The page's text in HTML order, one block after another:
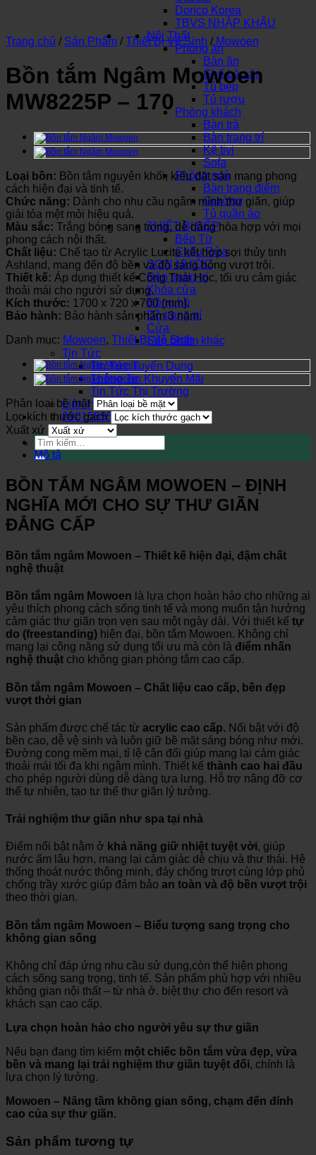
Dorico Korea
TBVS NHẬP KHẨU
Nội Thất
Phòng ăn
Bàn ăn
Ghế bàn ăn
Tủ bếp
Tủ rượu
Phòng khách
Bàn trà
Bàn trang trí
Kệ tivi
Sofa
Phòng ngủ
Bàn trang điểm
Giường
Tủ quần áo
THIẾT BỊ BẾP
Bếp Từ
Chậu Rửa
SƠN NƯỚC
Đèn trang trí
Khóa cửa
Đồng hồ
Đồ trang trí
Cửa
Sản phẩm khác
Tin Tức
Tin Tức Tuyển Dụng
Thông Tin Khuyến Mãi
Tin Tức Thị Trường
Liên Hệ
0901555580
Tìm
kiếm:
Trang chủ / Sản Phẩm / Thiết Bị Vệ Sinh / Mowoen
Bồn tắm Ngâm Mowoen
MW8225P – 170
Loại bồn: Bồn tắm nguyên khối, kiểu đặt sàn mang phong
cách hiện đại và tinh tế.
Chức năng: Dành cho nhu cầu ngâm mình thư giãn, giúp
giải tỏa mệt mỏi hiệu quả.
Màu sắc: Trắng bóng sang trọng, dễ dàng hòa hợp với mọi
phong cách nội thất.
Chất liệu: Chế tạo từ Acrylic Lucite kết hợp sợi thủy tinh
Ashland, mang đến độ bền và độ sáng bóng vượt trội.
Thiết kế: Áp dụng thiết kế Công Thái Học, tối ưu cảm giác
thoải mái cho người sử dụng.
Kích thước: 1700 x 720 x 700 (mm).
Bảo hành: Bảo hành sản phẩm 3 năm.
Danh mục: Mowoen, Thiết Bị Vệ Sinh
Phân loại bề mặt
Lọc kích thước gạch
Xuất xứ
Mô tả
BỒN TẮM NGÂM MOWOEN – ĐỊNH
NGHĨA MỚI CHO SỰ THƯ GIÃN
ĐẲNG CẤP
Bồn tắm ngâm Mowoen – Thiết kế hiện đại, đậm chất
nghệ thuật
Bồn tắm ngâm Mowoen là lựa chọn hoàn hảo cho những ai
yêu thích phong cách sống tinh tế và mong muốn tận hưởng
cảm giác thư giãn trọn vẹn sau một ngày dài. Với thiết kế tự
do (freestanding) hiện đại, bồn tắm Mowoen. Không chỉ
mang lại công năng sử dụng tối ưu mà còn là điểm nhấn
nghệ thuật cho không gian phòng tắm cao cấp.
Bồn tắm ngâm Mowoen – Chất liệu cao cấp, bền đẹp
vượt thời gian
Sản phẩm được chế tác từ acrylic cao cấp. Nổi bật với độ
bền cao, dễ vệ sinh và luôn giữ bề mặt sáng bóng như mới.
Đường cong mềm mại, tỉ lệ cân đối giúp mang lại cảm giác
thoải mái tối đa khi ngâm mình. Thiết kế thành cao hai đầu
cho phép người dùng dễ dàng tựa lưng. Hỗ trợ nâng đỡ cơ
thể tự nhiên, tạo tư thế thư giãn lý tưởng.
Trải nghiệm thư giãn như spa tại nhà
Điểm nổi bật nằm ở khả năng giữ nhiệt tuyệt vời, giúp
nước ấm lâu hơn, mang lại cảm giác dễ chịu và thư thái. Hệ
thống thoát nước thông minh, đáy chống trượt cùng lớp phủ
chống trầy xước giúp đảm bảo an toàn và độ bền vượt trội
theo thời gian.
Bồn tắm ngâm Mowoen – Biểu tượng sang trọng cho
không gian sống
Không chỉ đáp ứng nhu cầu sử dụng,còn thể hiện phong
cách sống sang trọng, tinh tế. Sản phẩm phù hợp với nhiều
không gian nội thất – từ nhà ở. biệt thự cho đến resort và
khách sạn cao cấp.
Lựa chọn hoàn hảo cho người yêu sự thư giãn
Nếu bạn đang tìm kiếm một chiếc bồn tắm vừa đẹp, vừa
bền và mang lại trải nghiệm thư giãn tuyệt đối, chính là
lựa chọn lý tưởng.
Mowoen – Nâng tầm không gian sống, chạm đến đỉnh
cao của sự thư giãn.
Sản phẩm tương tự